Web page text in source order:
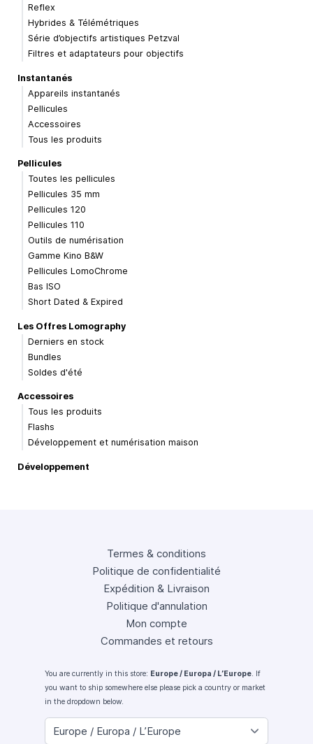
Reflex
Hybrides & Télémétriques
Série d’objectifs artistiques Petzval
Filtres et adaptateurs pour objectifs
Instantanés
Appareils instantanés
Pellicules
Accessoires
Tous les produits
Pellicules
Toutes les pellicules
Pellicules 35 mm
Pellicules 120
Pellicules 110
Outils de numérisation
Gamme Kino B&W
Pellicules LomoChrome
Bas ISO
Short Dated & Expired
Les Offres Lomography
Derniers en stock
Bundles
Soldes d'été
Accessoires
Tous les produits
Flashs
Développement et numérisation maison
Développement
Termes & conditions
Politique de confidentialité
Expédition & Livraison
Politique d'annulation
Mon compte
Commandes et retours
You are currently in this store: Europe / Europa / L’Europe. If
you want to ship somewhere else please pick a country or market
in the dropdown below.